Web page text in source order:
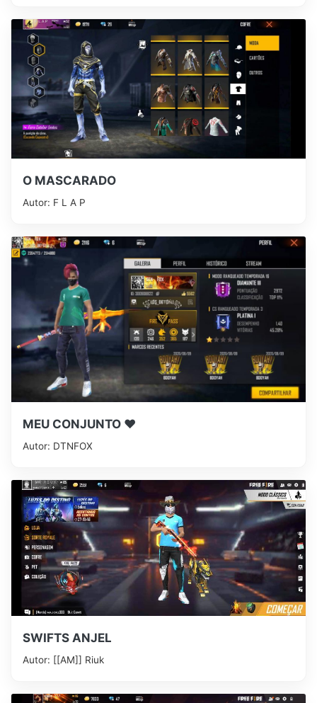
O MASCARADO
Autor: F L A P
MEU CONJUNTO ❤
Autor: DTNㅤFOX
SWIFTS ANJEL
Autor: [[AM]] Riuk